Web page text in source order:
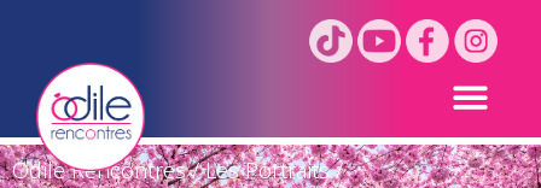
Odile Rencontres/Les Portraits/